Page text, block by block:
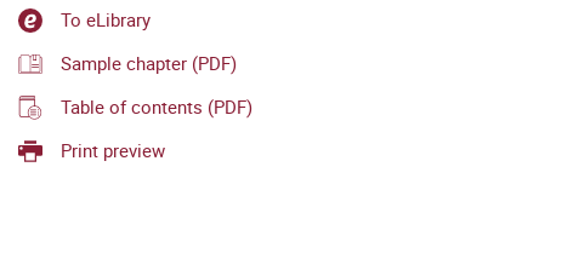
To eLibrary
Sample chapter (PDF)
Table of contents (PDF)
Print preview